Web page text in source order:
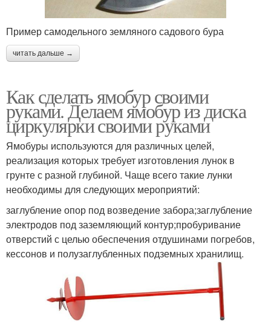
Пример самодельного земляного садового бура
читать дальше →
Как сделать ямобур своими
руками. Делаем ямобур из диска
циркулярки своими руками
Ямобуры используются для различных целей,
реализация которых требует изготовления лунок в
грунте с разной глубиной. Чаще всего такие лунки
необходимы для следующих мероприятий:
заглубление опор под возведение забора;заглубление
электродов под заземляющий контур;пробуривание
отверстий с целью обеспечения отдушинами погребов,
кессонов и полузаглубленных подземных хранилищ.